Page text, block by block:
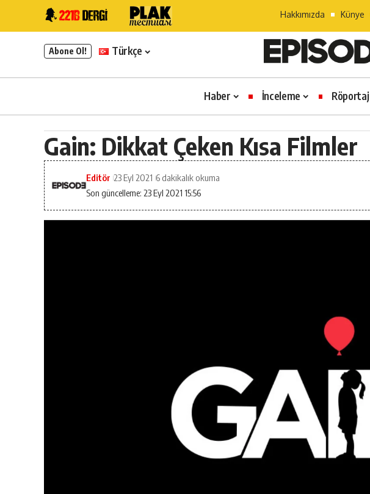
Hakkımızda Künye
Abone Ol! Türkçe
Haber İnceleme Röportaj
Gain: Dikkat Çeken Kısa Filmler
Son güncelleme: 23 Eyl 2021 15:56
Editör 23 Eyl 2021 6 dakikalık okuma